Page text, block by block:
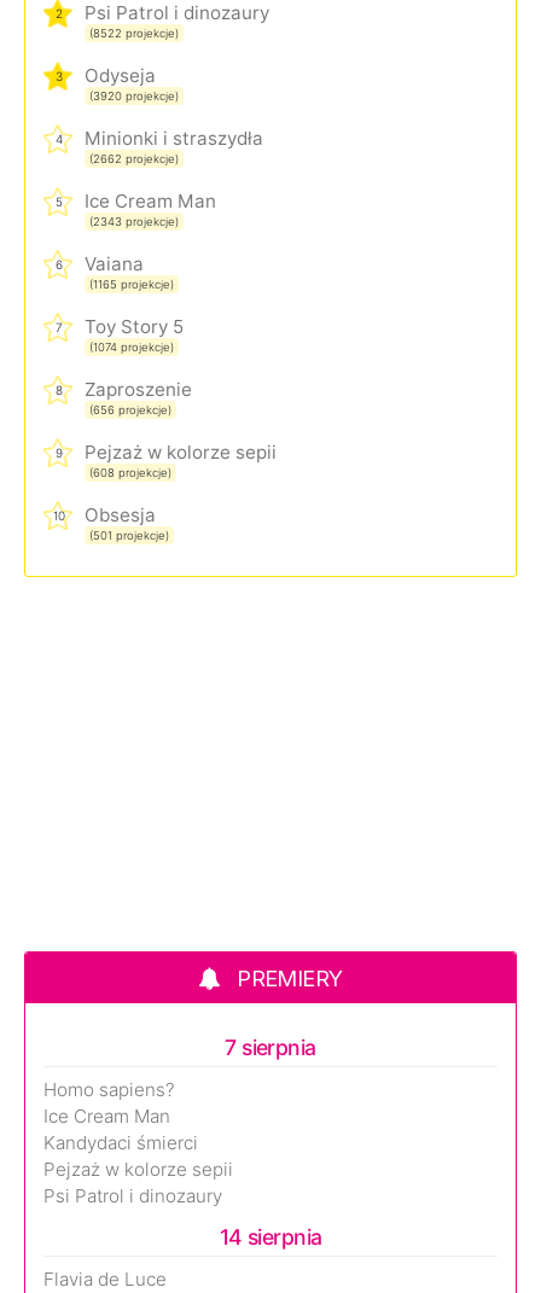
2 Psi Patrol i dinozaury
(8522 projekcje)
3 Odyseja
(3920 projekcje)
4 Minionki i straszydła
(2662 projekcje)
5 Ice Cream Man
(2343 projekcje)
6 Vaiana
(1165 projekcje)
7 Toy Story 5
(1074 projekcje)
8 Zaproszenie
(656 projekcje)
9 Pejzaż w kolorze sepii
(608 projekcje)
10 Obsesja
(501 projekcje)
PREMIERY
7 sierpnia
Homo sapiens?
Ice Cream Man
Kandydaci śmierci
Pejzaż w kolorze sepii
Psi Patrol i dinozaury
14 sierpnia
Flavia de Luce